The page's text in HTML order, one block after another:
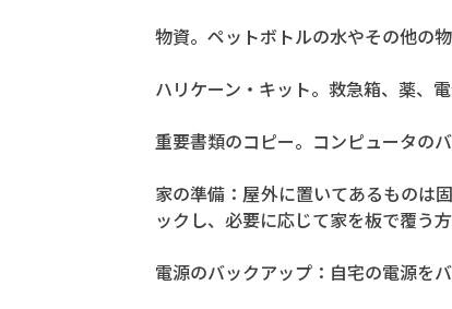
物資。ペットボトルの水やその他の物
ハリケーン・キット。救急箱、薬、
重要書類のコピー。コンピュータの
家の準備：屋外に置いてあるものは
ックし、必要に応じて家を板で覆う
電源のバックアップ：自宅の電源を